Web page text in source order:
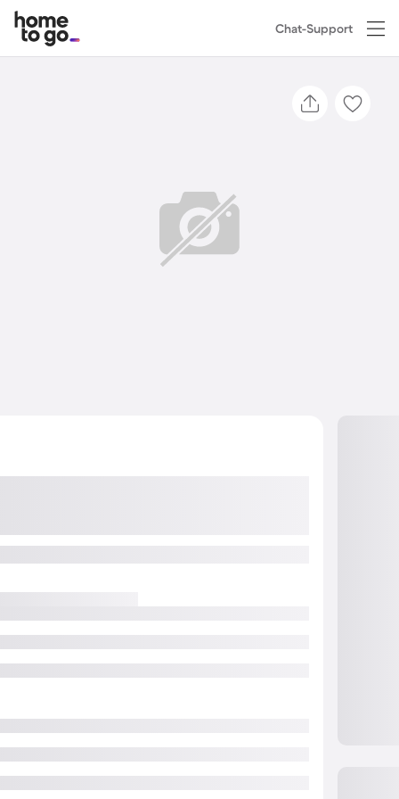
Chat-Support